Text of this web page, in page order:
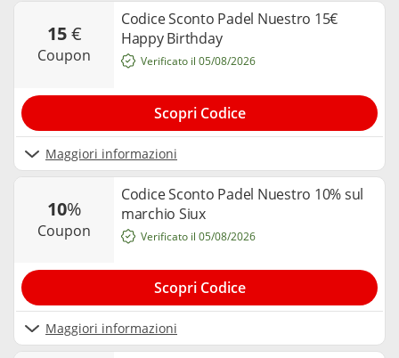
15€
coupon
Codice Sconto Padel Nuestro 15€
Happy Birthday
Maggiori informazioni
Verificato il 05/08/2026
Scopri Codice
10%
coupon
Codice Sconto Padel Nuestro 10% sul
marchio Siux
Maggiori informazioni
Verificato il 05/08/2026
Scopri Codice